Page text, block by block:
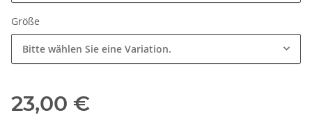
Größe
Bitte wählen Sie eine Variation.
23,00 €